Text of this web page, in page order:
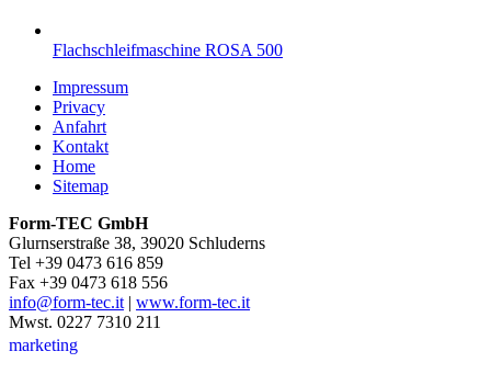
Flachschleifmaschine ROSA 500
Impressum
Privacy
Anfahrt
Kontakt
Home
Sitemap
Form-TEC GmbH
Glurnserstraße 38, 39020 Schluderns
Tel +39 0473 616 859
Fax +39 0473 618 556
info@form-tec.it| www.form-tec.it
Mwst. 0227 7310 211
marketing